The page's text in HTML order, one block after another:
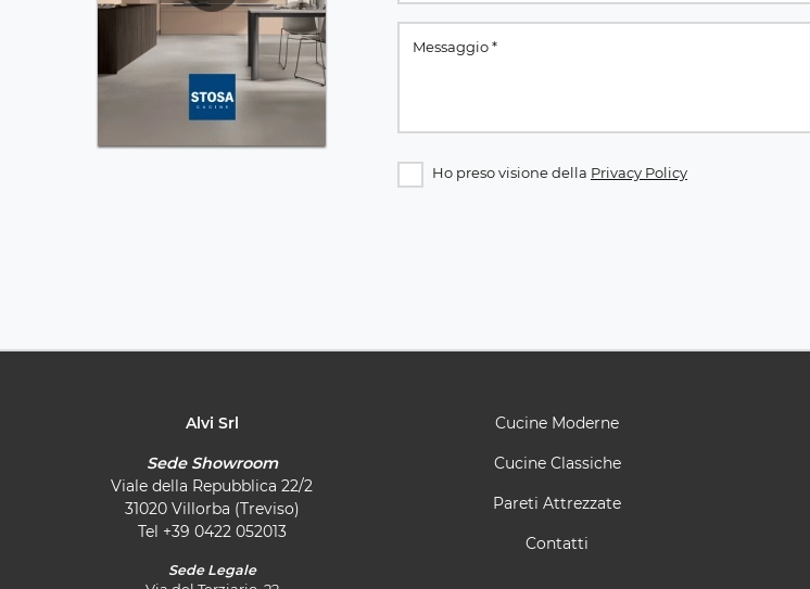
Ho preso visione della Privacy Policy
Alvi Srl
Sede Showroom
Viale della Repubblica 22/2
31020 Villorba (Treviso)
Tel +39 0422 052013
Sede Legale
Cucine Moderne
Cucine Classiche
Pareti Attrezzate
Contatti